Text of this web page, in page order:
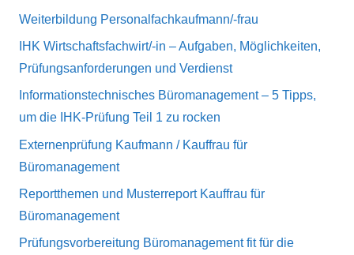
Weiterbildung Personalfachkaufmann/-frau
IHK Wirtschaftsfachwirt/-in – Aufgaben, Möglichkeiten,
Prüfungsanforderungen und Verdienst
Informationstechnisches Büromanagement – 5 Tipps,
um die IHK-Prüfung Teil 1 zu rocken
Externenprüfung Kaufmann / Kauffrau für
Büromanagement
Reportthemen und Musterreport Kauffrau für
Büromanagement
Prüfungsvorbereitung Büromanagement fit für die